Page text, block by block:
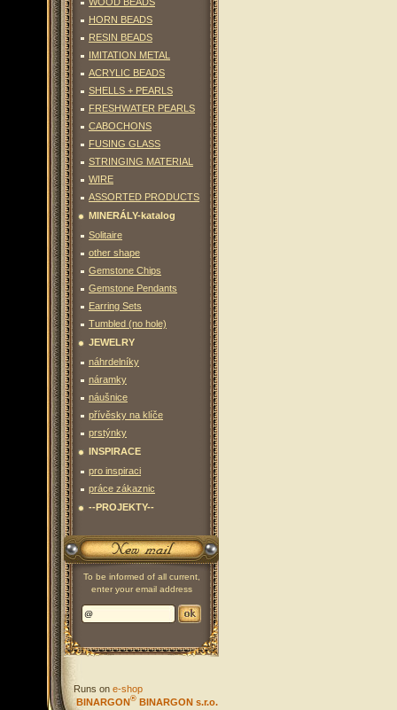
HORN BEADS
RESIN BEADS
IMITATION METAL
ACRYLIC BEADS
SHELLS + PEARLS
FRESHWATER PEARLS
CABOCHONS
FUSING GLASS
STRINGING MATERIAL
WIRE
ASSORTED PRODUCTS
MINERÁLY-katalog
Solitaire
other shape
Gemstone Chips
Gemstone Pendants
Earring Sets
Tumbled (no hole)
JEWELRY
náhrdelníky
náramky
náušnice
přívěsky na klíče
prstýnky
INSPIRACE
pro inspiraci
práce zákaznic
--PROJEKTY--
To be informed of all current,
enter your email address
Runs on e-shop
BINARGON® BINARGON s.r.o.